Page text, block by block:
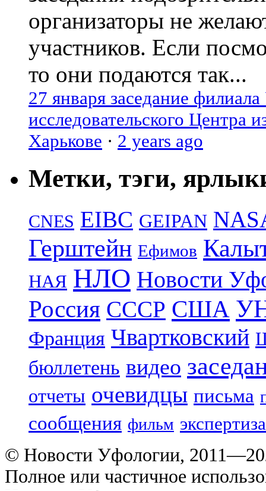
организаторы не
участников. Если
то они подаются так...
27 января заседание
исследовательского Центра
Харькове · 2 years ago
Метки, тэги,
CNES EIBC GEIPAN
Герштейн Ефимов
НАЯ НЛО Новости
Россия СССР США
Франция Чвартковский
бюллетень видео
отчеты очевидцы письма
сообщения фильм экспертиза
© Новости Уфологии,
Полное или частичное